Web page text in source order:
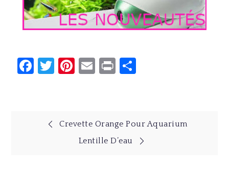
Facebook
Twitter
Pinterest
Email
Print
Navigation
Crevette Orange Pour Aquarium
Lentille D’eau